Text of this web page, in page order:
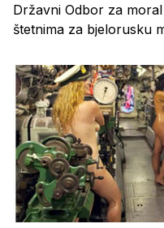
Državni Odbor za
štetnima za bjelorusku